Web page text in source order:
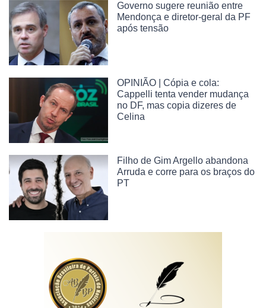
Governo sugere reunião entre
Mendonça e diretor-geral da PF
após tensão
OPINIÃO | Cópia e cola:
Cappelli tenta vender mudança
no DF, mas copia dizeres de
Celina
Filho de Gim Argello abandona
Arruda e corre para os braços do
PT